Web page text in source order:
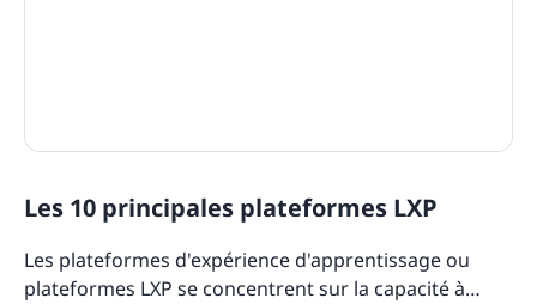
Les 10 principales plateformes LXP
Les plateformes d'expérience d'apprentissage ou
plateformes LXP se concentrent sur la capacité à